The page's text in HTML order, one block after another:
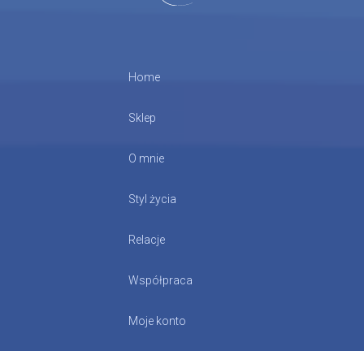
Home
Sklep
O mnie
Styl życia
Relacje
Współpraca
Moje konto